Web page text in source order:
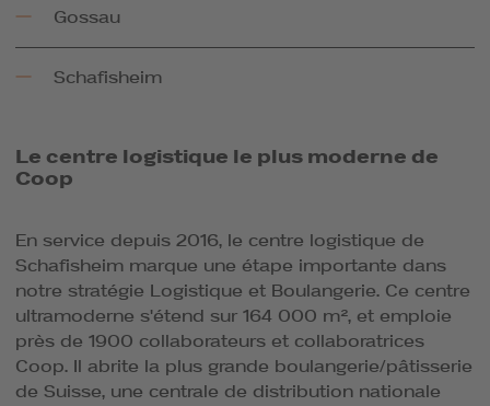
Gossau
Schafisheim
Le centre logistique le plus moderne de
Coop
En service depuis 2016, le centre logistique de
Schafisheim marque une étape importante dans
notre stratégie Logistique et Boulangerie. Ce centre
ultramoderne s'étend sur 164 000 m², et emploie
près de 1900 collaborateurs et collaboratrices
Coop. Il abrite la plus grande boulangerie/pâtisserie
de Suisse, une centrale de distribution nationale